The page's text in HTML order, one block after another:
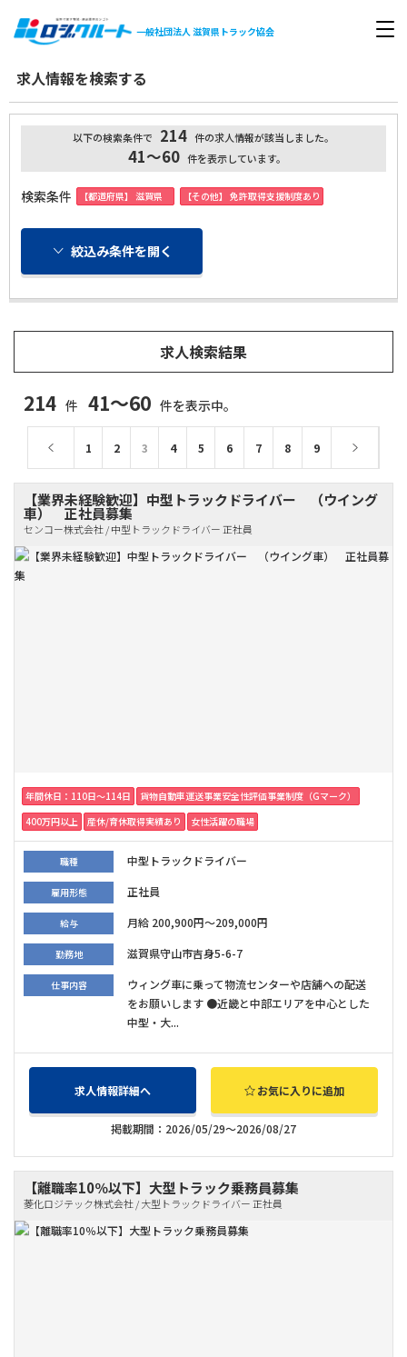
一般社団法人滋賀県トラック協会
求人情報を検索する
以下の検索条件で 214 件の求人情報が該当しました。
41～60 件を表示しています。
検索条件 【都道府県】 滋賀県 【その他】 免許取得支援制度あり
絞込み条件を開く
求人検索結果
214 件 41～60 件を表示中。
1 2 3 4 5 6 7 8 9
【業界未経験歓迎】中型トラックドライバー （ウイング
車） 正社員募集
センコー株式会社 / 中型トラックドライバー 正社員
年間休日：110日〜114日
貨物自動車運送事業安全性評価事業制度（Gマーク）
400万円以上
産休/育休取得実績あり 女性活躍の職場
職種 中型トラックドライバー
雇用形態 正社員
給与 月給 200,900円～209,000円
勤務地 滋賀県守山市吉身5-6-7
仕事内容
ウィング車に乗って物流センターや店舗への配送
をお願いします ●近畿と中部エリアを中心とした
中型・大...
求人情報詳細へ お気に入りに追加
掲載期間：2026/05/29～2026/08/27
【離職率10％以下】大型トラック乗務員募集
菱化ロジテック株式会社 / 大型トラックドライバー 正社員